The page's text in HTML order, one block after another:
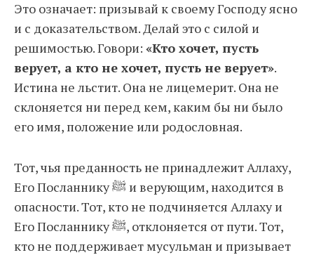
Это означает: призывай к своему Господу ясно
и с доказательством. Делай это с силой и
решимостью. Говори: «Кто хочет, пусть
верует, а кто не хочет, пусть не верует».
Истина не льстит. Она не лицемерит. Она не
склоняется ни перед кем, каким бы ни было
его имя, положение или родословная.
Тот, чья преданность не принадлежит Аллаху,
Его Посланнику ﷺ и верующим, находится в
опасности. Тот, кто не подчиняется Аллаху и
Его Посланнику ﷺ, отклоняется от пути. Тот,
кто не поддерживает мусульман и призывает